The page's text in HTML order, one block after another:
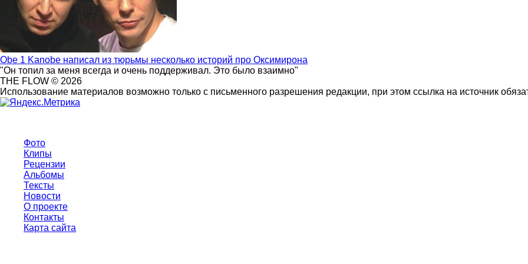
Obe 1 Kanobe написал из тюрьмы несколько историй про Оксимирона
"Он топил за меня всегда и очень поддерживал. Это было взаимно"
THE FLOW © 2026
Использование материалов возможно только с письменного разрешения редакции, при этом ссылка на источник
Фото
Клипы
Рецензии
Альбомы
Тексты
Новости
О проекте
Контакты
Карта сайта